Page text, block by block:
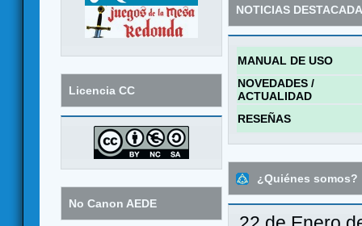
Licencia CC
No Canon AEDE
NOTICIAS
MANUAL DE USO
NOVEDADES /
ACTUALIDAD
RESEÑAS
¿Quiénes somos?